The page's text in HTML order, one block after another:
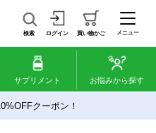
検索 ログイン 買い物かご メニュー
サプリメント お悩みから探す
クーポン！